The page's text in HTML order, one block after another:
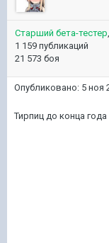
Старший бета-тестер,
1 159 публикаций
21 573 боя
Опубликовано: 5 ноя
Тирпиц до конца